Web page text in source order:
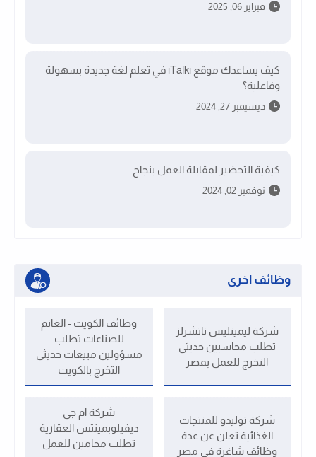
فبراير 06, 2025
كيف يساعدك موقع iTalki في تعلم لغة جديدة بسهولة
وفاعلية؟
ديسيمبر 27, 2024
كيفية التحضير لمقابلة العمل بنجاح
نوفمبر 02, 2024
وظائف اخرى
شركة ليميتليس ناتشرلز
تطلب محاسبين حديثي
التخرج للعمل بمصر
وظائف الكويت - الغانم
للصناعات تطلب
مسؤولين مبيعات حديثى
التخرج بالكويت
شركة توليدو للمنتجات
الغذائية تعلن عن عدة
وظائف شاغرة فى مصر
شركة ام جي
ديفيلوبمينتس العقارية
تطلب محامين للعمل